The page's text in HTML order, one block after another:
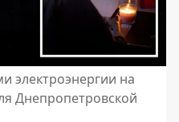
электроэнергии на
Днепропетровской